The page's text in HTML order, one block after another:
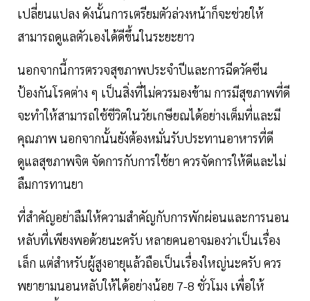
เปลี่ยนแปลง ดังนั้นการเตรียมตัวล่วงหน้าก็จะช่วยให้
สามารถดูแลตัวเองได้ดีขึ้นในระยะยาว
นอกจากนี้การตรวจสุขภาพประจำปีและการฉีดวัคซีน
ป้องกันโรคต่าง ๆ เป็นสิ่งที่ไม่ควรมองข้าม การมีสุขภาพที่ดี
จะทำให้สามารถใช้ชีวิตในวัยเกษียณได้อย่างเต็มที่และมี
คุณภาพ นอกจากนั้นยังต้องหมั่นรับประทานอาหารที่ดี
ดูแลสุขภาพจิต จัดการกับการใช้ยา ควรจัดการให้ดีและไม่
ลืมการทานยา
ที่สำคัญอย่าลืมให้ความสำคัญกับการพักผ่อนและการนอน
หลับที่เพียงพอด้วยนะครับ หลายคนอาจมองว่าเป็นเรื่อง
เล็ก แต่สำหรับผู้สูงอายุแล้วถือเป็นเรื่องใหญ่นะครับ ควร
พยายามนอนหลับให้ได้อย่างน้อย 7-8 ชั่วโมง เพื่อให้